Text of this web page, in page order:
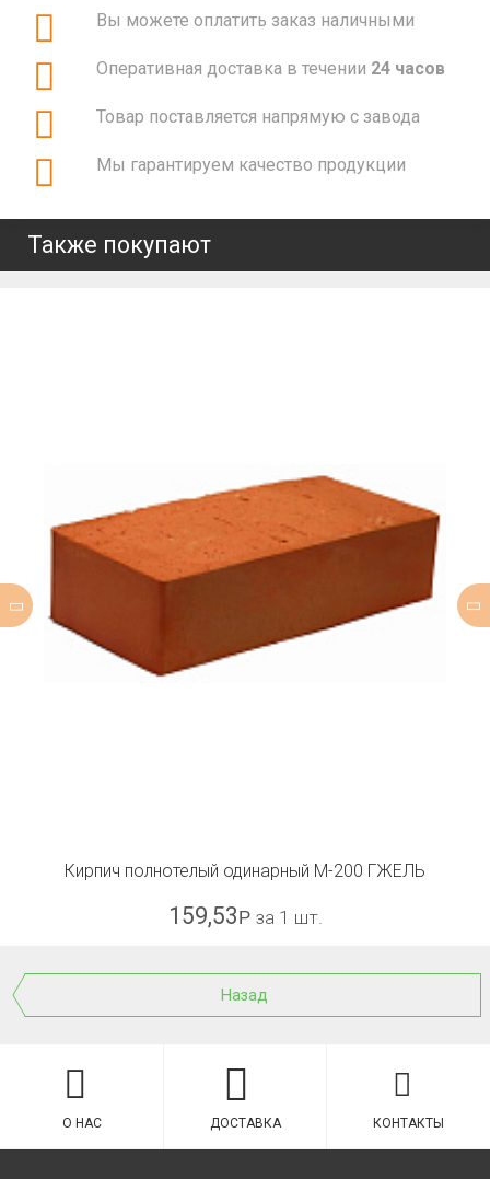
Вы можете оплатить заказ наличными
Оперативная доставка в течении 24 часов
Товар поставляется напрямую с завода
Мы гарантируем качество продукции
Также покупают
Кирпич полнотелый одинарный М-200 ГЖЕЛЬ
159,53Р за 1 шт.
Назад
О НАС ДОСТАВКА КОНТАКТЫ